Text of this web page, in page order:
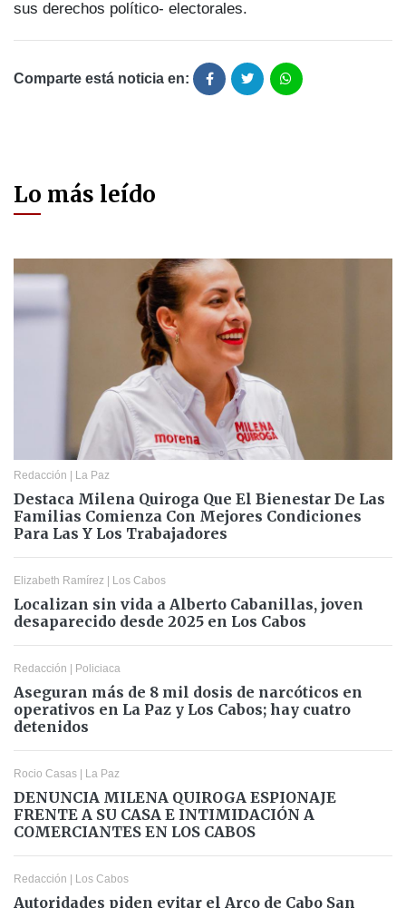
sus derechos político- electorales.
Comparte está noticia en:
Lo más leído
Redacción | La Paz
Destaca Milena Quiroga Que El Bienestar De Las
Familias Comienza Con Mejores Condiciones
Para Las Y Los Trabajadores
Elizabeth Ramírez | Los Cabos
Localizan sin vida a Alberto Cabanillas, joven
desaparecido desde 2025 en Los Cabos
Redacción | Policiaca
Aseguran más de 8 mil dosis de narcóticos en
operativos en La Paz y Los Cabos; hay cuatro
detenidos
Rocio Casas | La Paz
DENUNCIA MILENA QUIROGA ESPIONAJE
FRENTE A SU CASA E INTIMIDACIÓN A
COMERCIANTES EN LOS CABOS
Redacción | Los Cabos
Autoridades piden evitar el Arco de Cabo San